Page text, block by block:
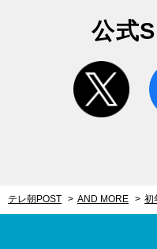
公式
テレ朝POST AND MORE